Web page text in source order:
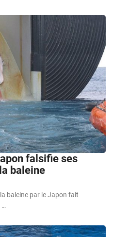
falsifie ses
baleine
baleine par le Japon fait
…